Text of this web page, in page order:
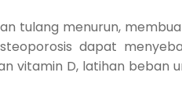
tulang menurun,
dapat
vitamin D, latihan